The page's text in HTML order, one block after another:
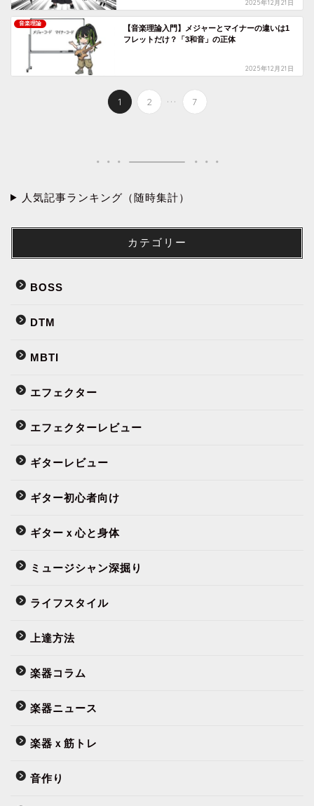
2025年12月21日
音楽理論
【音楽理論入門】メジャーとマイナーの違いは1
フレットだけ？「3和音」の正体
2025年12月21日
1 2 ... 7
人気記事ランキング（随時集計）
カテゴリー
BOSS
DTM
MBTI
エフェクター
エフェクターレビュー
ギターレビュー
ギター初心者向け
ギターｘ心と身体
ミュージシャン深掘り
ライフスタイル
上達方法
楽器コラム
楽器ニュース
楽器ｘ筋トレ
音作り